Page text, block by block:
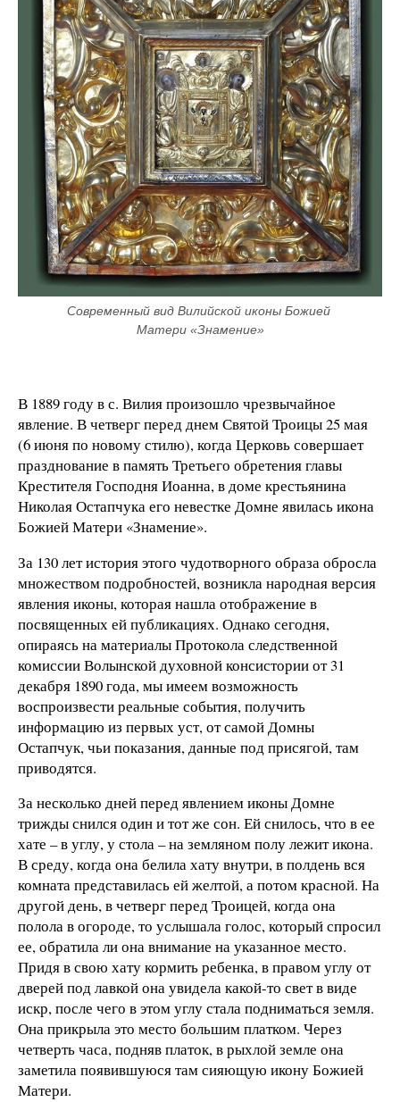
Современный вид Вилийской иконы Божией
Матери «Знамение»
В 1889 году в с. Вилия произошло чрезвычайное
явление. В четверг перед днем ​​Святой Троицы 25 мая
(6 июня по новому стилю), когда Церковь совершает
празднование в память Третьего обретения главы
Крестителя Господня Иоанна, в доме крестьянина
Николая Остапчука его невестке Домне явилась икона
Божией Матери «Знамение».
За 130 лет история этого чудотворного образа обросла
множеством подробностей, возникла народная версия
явления иконы, которая нашла отображение в
посвященных ей публикациях. Однако сегодня,
опираясь на материалы Протокола следственной
комиссии Волынской духовной консистории от 31
декабря 1890 года, мы имеем возможность
воспроизвести реальные события, получить
информацию из первых уст, от самой Домны
Остапчук, чьи показания, данные под присягой, там
приводятся.
За несколько дней перед явлением иконы Домне
трижды снился один и тот же сон. Ей снилось, что в ее
хате – в углу, у стола – на земляном полу лежит икона.
В среду, когда она белила хату внутри, в полдень вся
комната представилась ей желтой, а потом красной. На
другой день, в четверг перед Троицей, когда она
полола в огороде, то услышала голос, который спросил
ее, обратила ли она внимание на указанное место.
Придя в свою хату кормить ребенка, в правом углу от
дверей под лавкой она увидела какой-то свет в виде
искр, после чего в этом углу стала подниматься земля.
Она прикрыла это место большим платком. Через
четверть часа, подняв платок, в рыхлой земле она
заметила появившуюся там сияющую икону Божией
Матери.